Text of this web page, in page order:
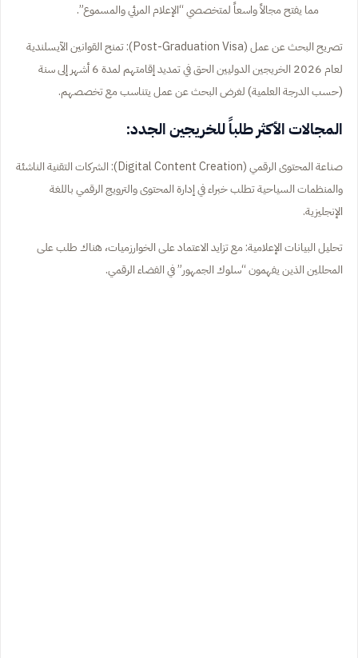
مما يفتح مجالاً واسعاً لمتخصصي “الإعلام المرئي والمسموع”.
تصريح البحث عن عمل (Post-Graduation Visa): تمنح القوانين الآيسلندية
لعام 2026 الخريجين الدوليين الحق في تمديد إقامتهم لمدة 6 أشهر إلى سنة
(حسب الدرجة العلمية) لغرض البحث عن عمل يتناسب مع تخصصهم.
المجالات الأكثر طلباً للخريجين الجدد:
صناعة المحتوى الرقمي (Digital Content Creation): الشركات التقنية الناشئة
والمنظمات السياحية تطلب خبراء في إدارة المحتوى والترويج الرقمي باللغة
الإنجليزية.
تحليل البيانات الإعلامية: مع تزايد الاعتماد على الخوارزميات، هناك طلب على
المحللين الذين يفهمون “سلوك الجمهور” في الفضاء الرقمي.